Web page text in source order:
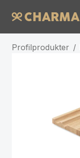
Profilprodukter /